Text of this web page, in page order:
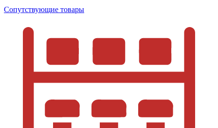
Сопутствующие товары